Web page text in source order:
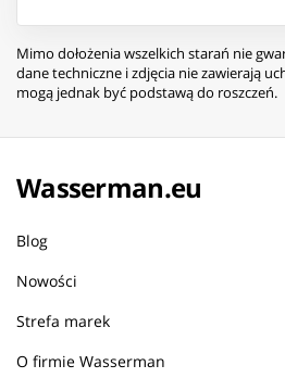
Mimo dołożenia wszelkich starań nie
dane techniczne i zdjęcia nie zawierają
mogą jednak być podstawą do roszczeń.
Wasserman.eu
Blog
Nowości
Strefa marek
O firmie Wasserman